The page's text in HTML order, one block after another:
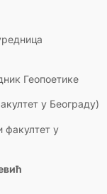
Геопоетике
у Београду)
факултет у